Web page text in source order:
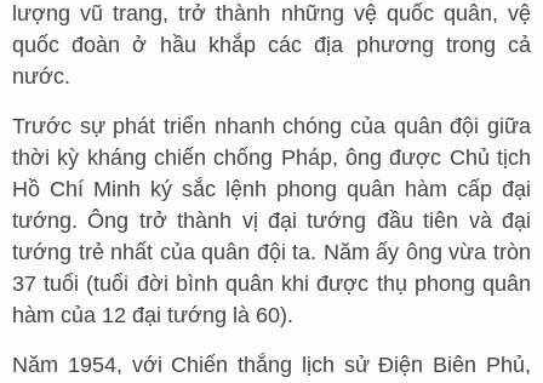
lượng vũ trang, trở thành những vệ quốc quân, vệ
quốc đoàn ở hầu khắp các địa phương trong cả
nước.
Trước sự phát triển nhanh chóng của quân đội giữa
thời kỳ kháng chiến chống Pháp, ông được Chủ tịch
Hồ Chí Minh ký sắc lệnh phong quân hàm cấp đại
tướng. Ông trở thành vị đại tướng đầu tiên và đại
tướng trẻ nhất của quân đội ta. Năm ấy ông vừa tròn
37 tuổi (tuổi đời bình quân khi được thụ phong quân
hàm của 12 đại tướng là 60).
Năm 1954, với Chiến thắng lịch sử Điện Biên Phủ,